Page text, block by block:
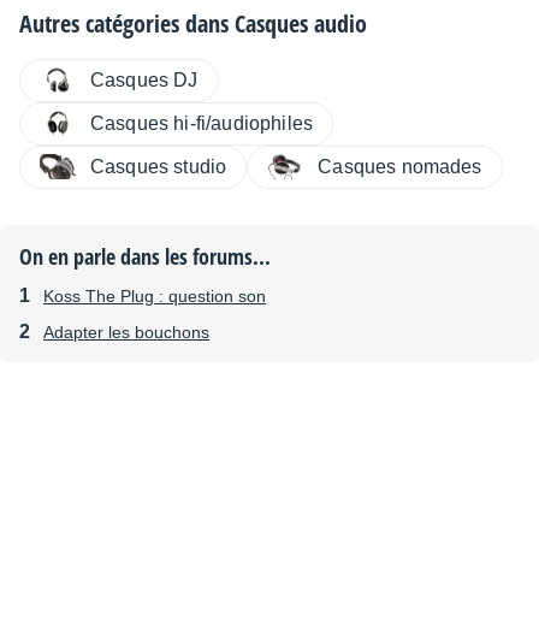
Autres catégories dansCasques audio
Casques DJ
Casques hi-fi/audiophiles
Casques studio Casques nomades
On en parle dans les forums...
Koss The Plug : question son
Adapter les bouchons